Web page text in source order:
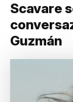
Scavare
Guzmán